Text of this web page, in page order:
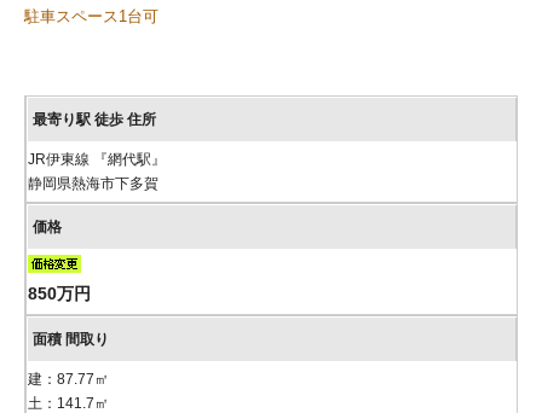
駐車スペース1台可
JR伊東線 『網代駅』
静岡県熱海市下多賀
850万円
建：87.77㎡
土：141.7㎡